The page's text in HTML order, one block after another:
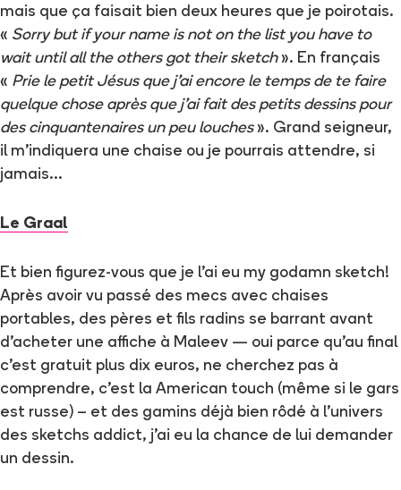
mais que ça faisait bien deux heures que je poirotais.
« Sorry but if your name is not on the list you have to
wait until all the others got their sketch». En français
« Prie le petit Jésus que j’ai encore le temps de te faire
quelque chose après que j’ai fait des petits dessins pour
des cinquantenaires un peu louches». Grand seigneur,
il m’indiquera une chaise ou je pourrais attendre, si
jamais…
Le Graal
Et bien figurez-vous que je l’ai eu my godamn sketch!
Après avoir vu passé des mecs avec chaises
portables, des pères et fils radins se barrant avant
d’acheter une affiche à Maleev — oui parce qu’au final
c’est gratuit plus dix euros, ne cherchez pas à
comprendre, c’est la American touch (même si le gars
est russe) – et des gamins déjà bien rôdé à l’univers
des sketchs addict, j’ai eu la chance de lui demander
un dessin.